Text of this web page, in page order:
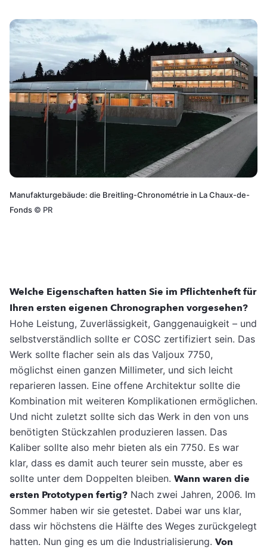
Manufakturgebäude: die Breitling-Chronométrie in La Chaux-de-
Fonds © PR
Welche Eigenschaften hatten Sie im Pflichtenheft für
Ihren ersten eigenen Chronographen vorgesehen?
Hohe Leistung, Zuverlässigkeit, Ganggenauigkeit – und
selbstverständlich sollte er COSC zertifiziert sein. Das
Werk sollte flacher sein als das Valjoux 7750,
möglichst einen ganzen Millimeter, und sich leicht
reparieren lassen. Eine offene Architektur sollte die
Kombination mit weiteren Komplikationen ermöglichen.
Und nicht zuletzt sollte sich das Werk in den von uns
benötigten Stückzahlen produzieren lassen. Das
Kaliber sollte also mehr bieten als ein 7750. Es war
klar, dass es damit auch teurer sein musste, aber es
sollte unter dem Doppelten bleiben. Wann waren die
ersten Prototypen fertig? Nach zwei Jahren, 2006. Im
Sommer haben wir sie getestet. Dabei war uns klar,
dass wir höchstens die Hälfte des Weges zurückgelegt
hatten. Nun ging es um die Industrialisierung. Von